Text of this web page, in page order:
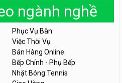
ngành nghề
Phục Vụ Bàn
Việc Thời Vụ
Bán Hàng Online
Bếp Chính - Phụ Bếp
Nhặt Bóng Tennis